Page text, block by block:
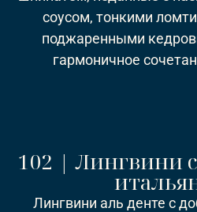
соусом, тонкими
поджаренными
гармоничное
102 | Лингвини
Лингвини аль денте с